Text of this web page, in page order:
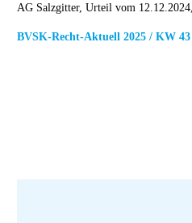
AG Salzgitter, Urteil vom
BVSK-Recht-Aktuell 2025 / KW 43